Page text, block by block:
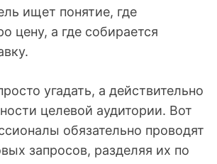
ищет понятие, где
цену, а где собирается
угадать, а действительно
целевой аудитории. Вот
обязательно проводят
запросов, разделяя их по